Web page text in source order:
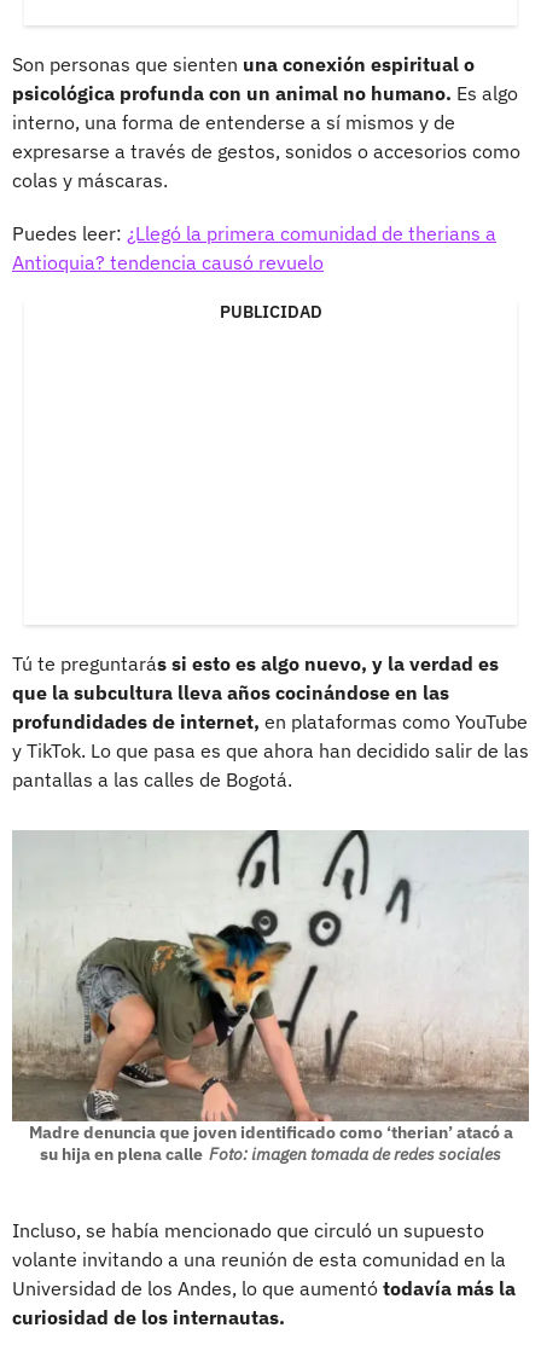
Son personas que sienten una conexión espiritual o
psicológica profunda con un animal no humano. Es algo
interno, una forma de entenderse a sí mismos y de
expresarse a través de gestos, sonidos o accesorios como
colas y máscaras.
Puedes leer: ¿Llegó la primera comunidad de therians a
Antioquia? tendencia causó revuelo
PUBLICIDAD
Tú te preguntarás si esto es algo nuevo, y la verdad es
que la subcultura lleva años cocinándose en las
profundidades de internet, en plataformas como YouTube
y TikTok. Lo que pasa es que ahora han decidido salir de las
pantallas a las calles de Bogotá.
Madre denuncia que joven identificado como ‘therian’ atacó a
su hija en plena calle Foto: imagen tomada de redes sociales
Incluso, se había mencionado que circuló un supuesto
volante invitando a una reunión de esta comunidad en la
Universidad de los Andes, lo que aumentó todavía más la
curiosidad de los internautas.